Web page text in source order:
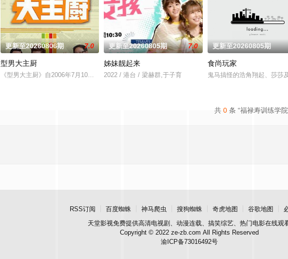
更新至20260806期 7.0
型男大主厨
《型男大主厨》自2006年7月10日首播推出以来，收视率长期占据台湾美食教学类节目收视第一名的
更新至20260805期 7.0
姊妹靓起来
2022 / 港台 / 梁赫群,于子育
更新至20260805期
食尚玩家
鬼马搞怪的浩角翔起、莎莎
共 0 条 “福禄寿训练学
RSS订阅 百度蜘蛛 神马爬虫 搜狗蜘蛛 奇虎地图 谷歌地图
天堂影视免费提供高清电视剧、动漫连载、搞笑综艺、热门电影在线观
Copyright © 2022 ze-zb.com All Rights Reserved
渝ICP备73016492号